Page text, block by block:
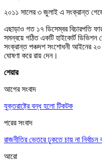
২০১১ সালের ৩ জুলাই এ সংক্রান্ত
এছাড়াও গত ১৭ ডিসেম্বর বিচারপতি
সমন্বয়ে গঠিত একটি হাইকোর্ট ডিভিশন
সংক্রান্ত পঞ্চদশ সংশোধনী আইনের ২০ ও
ঘোষণা করে রায় দেন।
শেয়ার
আগের সংবাদ
যুক্তরাষ্ট্রে বন্ধ হলো টিকটক
পরের সংবাদ
রাজনীতির ভেতরে ঢুকতে চায় না
আরো